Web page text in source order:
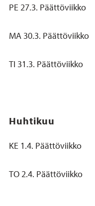
PE 27.3. Päättöviikko
MA 30.3. Päättöviikko
TI 31.3. Päättöviikko
Huhtikuu
KE 1.4. Päättöviikko
TO 2.4. Päättöviikko